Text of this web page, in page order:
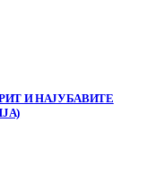
И НАЈУБАВИТЕ